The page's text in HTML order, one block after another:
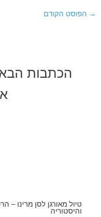
→ הפוסט הקודם
הכתבות
טיול מאורגן לסן מרינו –
והיסטוריה